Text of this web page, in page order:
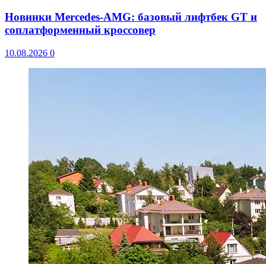
Новинки Mercedes-AMG: базовый лифтбек GT и
соплатформенный кроссовер
10.08.2026 0